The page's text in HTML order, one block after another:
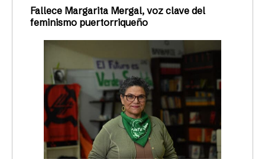
Fallece Margarita Mergal, voz clave del
feminismo puertorriqueño